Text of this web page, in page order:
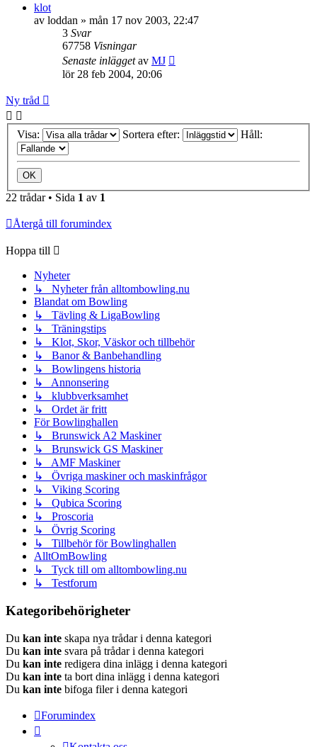
klot
av loddan » mån 17 nov 2003, 22:47
3 Svar
67758 Visningar
Senaste inläggetav MJ
lör 28 feb 2004, 20:06
Ny tråd
Visa: Sortera efter: Håll:
22 trådar • Sida 1 av 1
Återgå till forumindex
Hoppa till
Nyheter
↳ Nyheter från alltombowling.nu
Blandat om Bowling
↳ Tävling & LigaBowling
↳ Träningstips
↳ Klot, Skor, Väskor och tillbehör
↳ Banor & Banbehandling
↳ Bowlingens historia
↳ Annonsering
↳ klubbverksamhet
↳ Ordet är fritt
För Bowlinghallen
↳ Brunswick A2 Maskiner
↳ Brunswick GS Maskiner
↳ AMF Maskiner
↳ Övriga maskiner och maskinfrågor
↳ Viking Scoring
↳ Qubica Scoring
↳ Proscoria
↳ Övrig Scoring
↳ Tillbehör för Bowlinghallen
AlltOmBowling
↳ Tyck till om alltombowling.nu
↳ Testforum
Kategoribehörigheter
Du kan inte skapa nya trådar i denna kategori
Du kan inte svara på trådar i denna kategori
Du kan inte redigera dina inlägg i denna kategori
Du kan inte ta bort dina inlägg i denna kategori
Du kan inte bifoga filer i denna kategori
Forumindex